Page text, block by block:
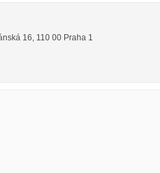
16 110 00 Praha 1